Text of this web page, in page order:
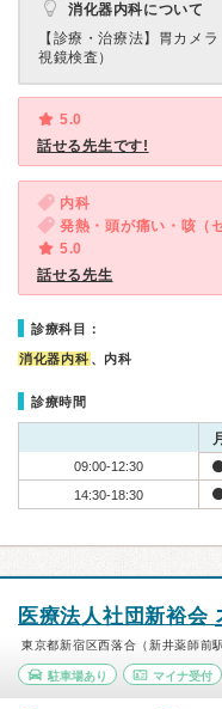
消化器内科について
【診療・治療法】 胃カメ
視鏡検査）
5.0
話せる先生です!
内科
5.0
話せる先生
診療科目：
消化器内科 、内科
診療時間
月
09:00-12:30
14:30-18:30
医療法人社団新裕会
東京都新宿区西落合（新井薬師前
駐車場あり マイナ受付